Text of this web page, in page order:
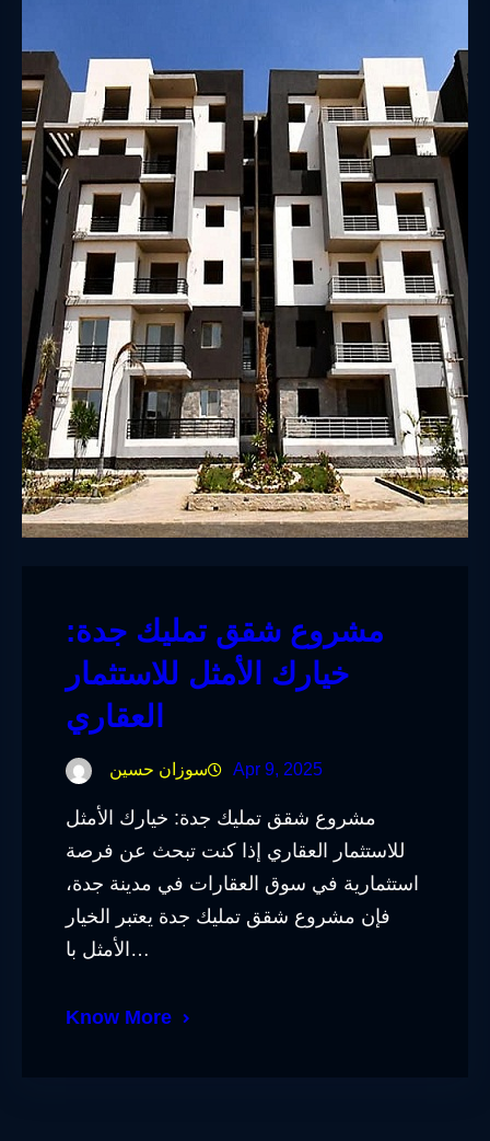
مشروع شقق تمليك جدة:
خيارك الأمثل للاستثمار
العقاري
سوزان حسين Apr 9, 2025
مشروع شقق تمليك جدة: خيارك الأمثل
للاستثمار العقاري إذا كنت تبحث عن فرصة
استثمارية في سوق العقارات في مدينة جدة،
فإن مشروع شقق تمليك جدة يعتبر الخيار
الأمثل با…
Know More